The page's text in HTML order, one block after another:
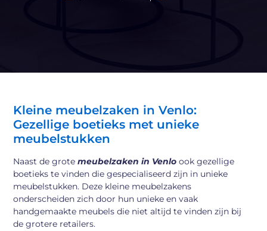
Kleine meubelzaken in Venlo:
Gezellige boetieks met unieke
meubelstukken
Naast de grotemeubelzaken in Venlo ook gezellige
boetieks te vinden die gespecialiseerd zijn in unieke
meubelstukken. Deze kleine meubelzakens
onderscheiden zich door hun unieke en vaak
handgemaakte meubels die niet altijd te vinden zijn bij
de grotere retailers.